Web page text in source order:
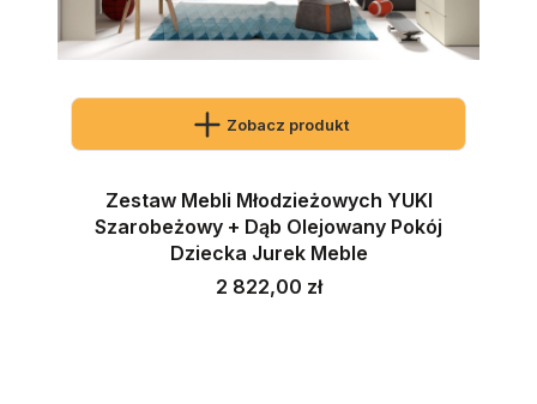
Zobacz produkt
Zestaw Mebli Młodzieżowych YUKI
Szarobeżowy + Dąb Olejowany Pokój
Dziecka Jurek Meble
Cena
2 822,00 zł